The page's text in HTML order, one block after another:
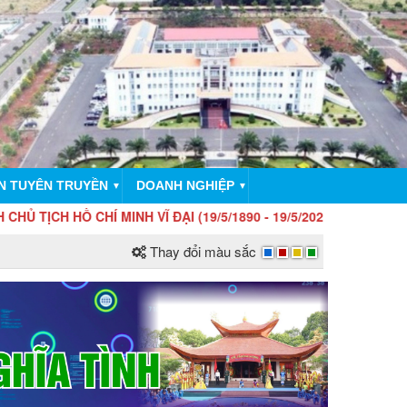
TUYÊN TRUYỀN ▼ DOANH NGHIỆP ▼
CHÍ MINH VĨ ĐẠI (19/5/1890 - 19/5/2026)!
Thay đổi màu sắc